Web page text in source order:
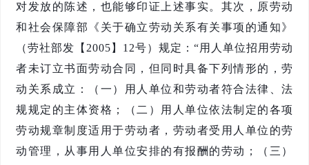
对发放的陈述，也能够印证上述事实。其次，原劳动
和社会保障部《关于确立劳动关系有关事项的通知》
（劳社部发【 2005 】 12号）规定： “用人单位招用劳动
者未订立书面劳动合同，但同时具备下列情形的，劳
动关系成立：（一）用人单位和劳动者符合法律、法
规规定的主体资格；（二）用人单位依法制定的各项
劳动规章制度适用于劳动者，劳动者受用人单位的劳
动管理，从事用人单位安排的有报酬的劳动；（三）